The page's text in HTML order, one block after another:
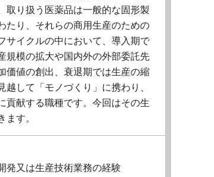
取り扱う医薬品は一般的な固形製
たり、それらの商用生産のための
サイクルの中において、導入期で
規模の拡大や国内外の外部委託先
価値の創出、衰退期では生産の縮
して「モノづくり」に携わり、
貢献する職種です。今回はその生
す。
発又は生産技術業務の経験